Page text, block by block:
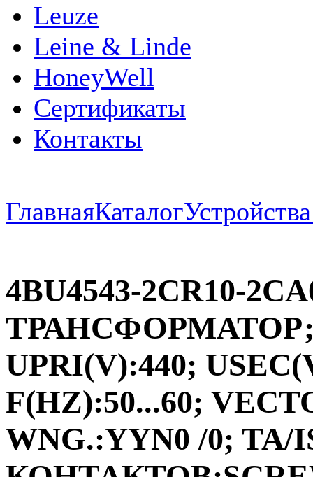
Leuze
Leine & Linde
HoneyWell
Сертификаты
Контакты
ГлавнаяКаталог
4BU4543-2CR10-
UPRI(V):440;
F(HZ):50...60;
WNG.:YYN0 /0;